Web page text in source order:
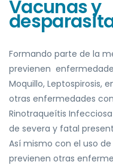
Vacunas y
Formando parte de la
previenen
Moquillo, Leptospirosis,
otras enfermedades
Rinotraqueítis
de severa y fatal
Así mismo con el uso
previenen otras